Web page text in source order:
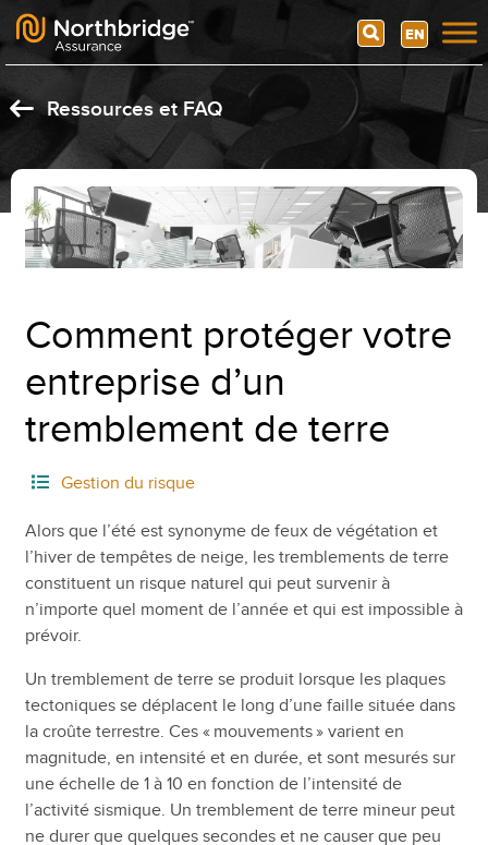
Skip to content
Search EN
Ressources et FAQ
Comment protéger votre
entreprise d’un
tremblement de terre
Gestion du risque
Alors que l’été est synonyme de feux de végétation et
l’hiver de tempêtes de neige, les tremblements de terre
constituent un risque naturel qui peut survenir à
n’importe quel moment de l’année et qui est impossible à
prévoir.
Un tremblement de terre se produit lorsque les plaques
tectoniques se déplacent le long d’une faille située dans
la croûte terrestre. Ces « mouvements » varient en
magnitude, en intensité et en durée, et sont mesurés sur
une échelle de 1 à 10 en fonction de l’intensité de
l’activité sismique. Un tremblement de terre mineur peut
ne durer que quelques secondes et ne causer que peu